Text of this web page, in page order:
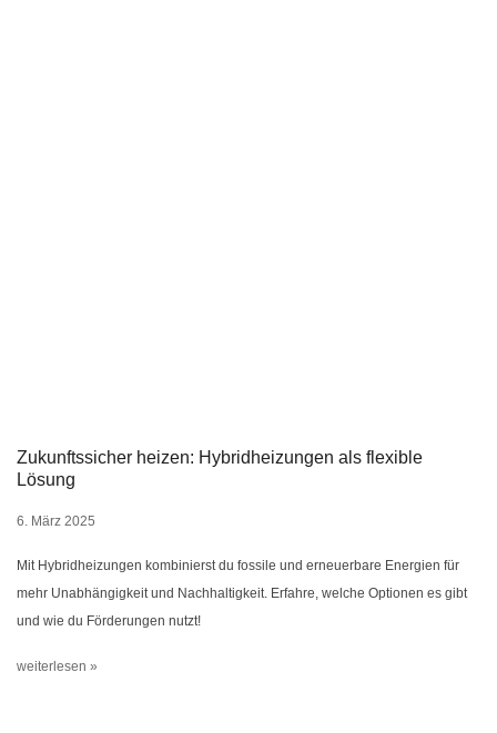
Zukunftssicher heizen: Hybridheizungen als flexible
Lösung
6. März 2025
Mit Hybridheizungen kombinierst du fossile und erneuerbare Energien für
mehr Unabhängigkeit und Nachhaltigkeit. Erfahre, welche Optionen es gibt
und wie du Förderungen nutzt!
weiterlesen »